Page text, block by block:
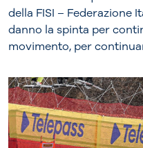
della FISI – Federazione
danno la spinta per
movimento, per